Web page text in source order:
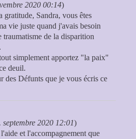
2020 00:14)
gratitude, Sandra, vous êtes
vie juste quand j'avais besoin
traumatisme de la disparition
simplement apportez "la paix"
deuil.
des Défunts que je vous écris ce
septembre 2020 12:01)
et l'accompagnement que